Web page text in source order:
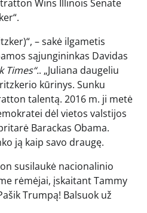
Wins Illinois Senate
– sakė ilgametis
sąjungininkas Davidas
Times“.. „Juliana daugeliu
kūrinys. Sunku
talentą. 2016 m. ji metė
dėl vietos valstijos
Barackas Obama.
ją kaip savo draugę.
susilaukė nacionalinio
rėmėjai, įskaitant Tammy
Trumpą! Balsuok už